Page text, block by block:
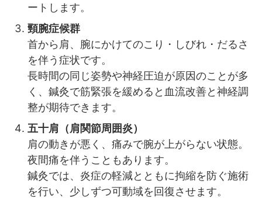
ートします。
頸腕症候群
首から肩、腕にかけてのこり・しびれ・だるさ
を伴う症状です。
長時間の同じ姿勢や神経圧迫が原因のことが多
く、鍼灸で筋緊張を緩めると血流改善と神経調
整が期待できます。
五十肩（肩関節周囲炎）
肩の動きが悪く、痛みで腕が上がらない状態。
夜間痛を伴うこともあります。
鍼灸では、炎症の軽減とともに拘縮を防ぐ施術
を行い、少しずつ可動域を回復させます。